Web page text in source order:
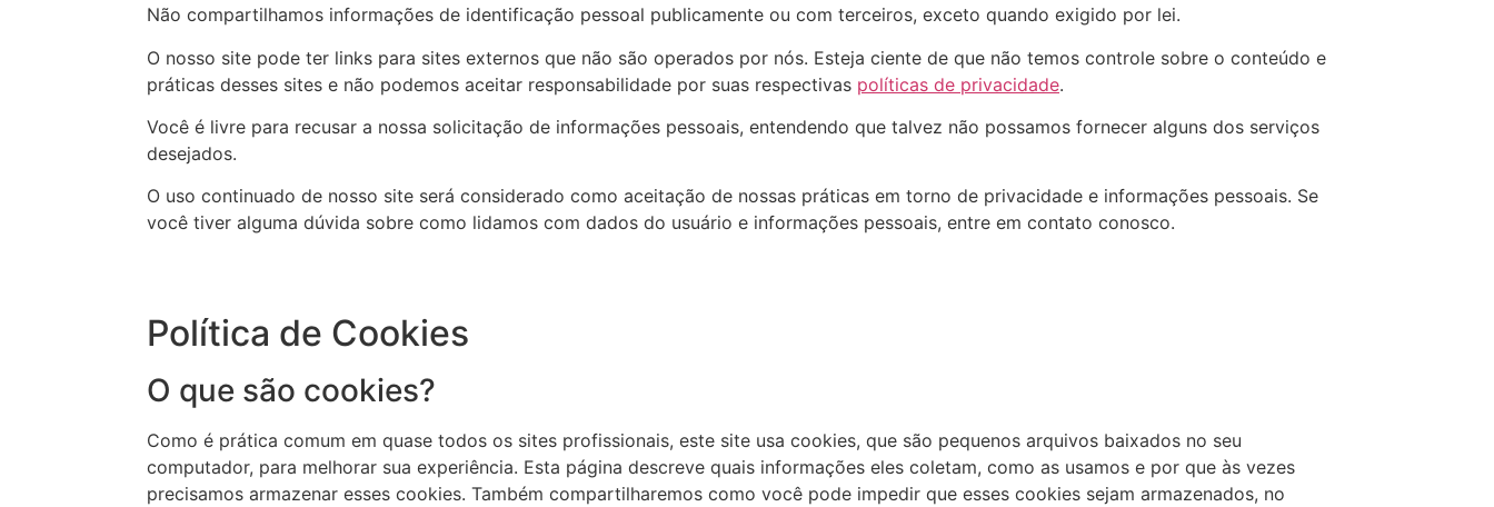
Não compartilhamos informações de identificação pessoal publicamente ou com terceiros, exceto quando exigido por lei.
O nosso site pode ter links para sites externos que não são operados por nós. Esteja ciente de que não temos controle sobre o conteúdo e
práticas desses sites e não podemos aceitar responsabilidade por suas respectivas políticas de privacidade.
Você é livre para recusar a nossa solicitação de informações pessoais, entendendo que talvez não possamos fornecer alguns dos serviços
desejados.
O uso continuado de nosso site será considerado como aceitação de nossas práticas em torno de privacidade e informações pessoais. Se
você tiver alguma dúvida sobre como lidamos com dados do usuário e informações pessoais, entre em contato conosco.
Política de Cookies
O que são cookies?
Como é prática comum em quase todos os sites profissionais, este site usa cookies, que são pequenos arquivos baixados no seu
computador, para melhorar sua experiência. Esta página descreve quais informações eles coletam, como as usamos e por que às vezes
precisamos armazenar esses cookies. Também compartilharemos como você pode impedir que esses cookies sejam armazenados, no